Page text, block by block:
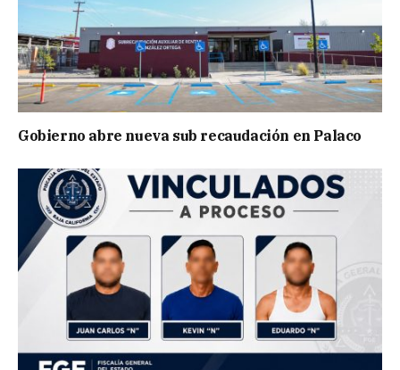
Gobierno abre nueva sub recaudación en Palaco